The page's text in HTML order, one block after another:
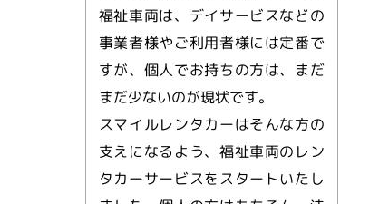
福祉車両は、デイサービスなどの
事業者様やご利用者様には定番で
すが、個人でお持ちの方は、まだ
まだ少ないのが現状です。
スマイルレンタカーはそんな方の
支えになるよう、福祉車両のレン
タカーサービスをスタートいたし